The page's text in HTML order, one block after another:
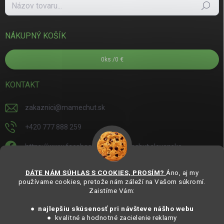
DÁTE NÁM SÚHLAS S COOKIES, PROSÍM? Áno, aj my
používame cookies, pretože nám záleží na Vašom súkromí.
Zaistíme Vám:
● najlepšiu skúsenosť pri návšteve nášho webu
● kvalitné a hodnotné zacielenie reklamy
Hľadať
NÁKUPNÝ KOŠÍK
0 ks /0 €
KONTAKT
zakaznici@mamechut.sk
+420 777 888 259
https://www.facebook.com/mamechut.slovensko
https://www.youtube.com/@mamechutczsk
@mamechut.czsk